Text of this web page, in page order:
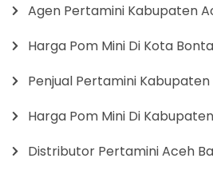
Agen Pertamini Kabupaten
Harga Pom Mini Di Kota
Penjual Pertamini
Harga Pom Mini Di
Distributor Pertamini Aceh